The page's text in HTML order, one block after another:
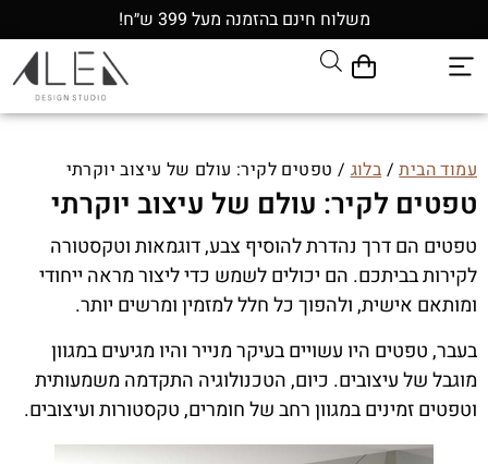
משלוח חינם בהזמנה מעל 399 ש״ח!
עמוד הבית/בלוג/ טפטים לקיר: עולם של עיצוב יוקרתי
טפטים לקיר: עולם של עיצוב יוקרתי
טפטים הם דרך נהדרת להוסיף צבע, דוגמאות וטקסטורה
לקירות בביתכם. הם יכולים לשמש כדי ליצור מראה ייחודי
ומותאם אישית, ולהפוך כל חלל למזמין ומרשים יותר.
בעבר, טפטים היו עשויים בעיקר מנייר והיו מגיעים במגוון
מוגבל של עיצובים. כיום, הטכנולוגיה התקדמה משמעותית
וטפטים זמינים במגוון רחב של חומרים, טקסטורות ועיצובים.